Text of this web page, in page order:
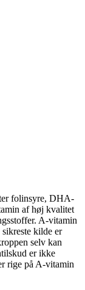
folinsyre, DHA-
af høj kvalitet
A-vitamin
kilde er
selv kan
er ikke
rige på A-vitamin